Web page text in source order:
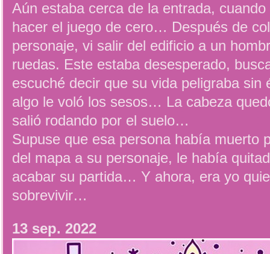
Aún estaba cerca de la entrada,
hacer el juego de cero… Después de
personaje, vi salir del edificio a un
ruedas. Este estaba desesperado,
escuché decir que su vida peligraba sin
algo le voló los sesos… La cabeza
salió rodando por el suelo…
Supuse que esa persona había muerto
del mapa a su personaje, le había
acabar su partida… Y ahora, era yo
sobrevivir…
13 sep. 2022